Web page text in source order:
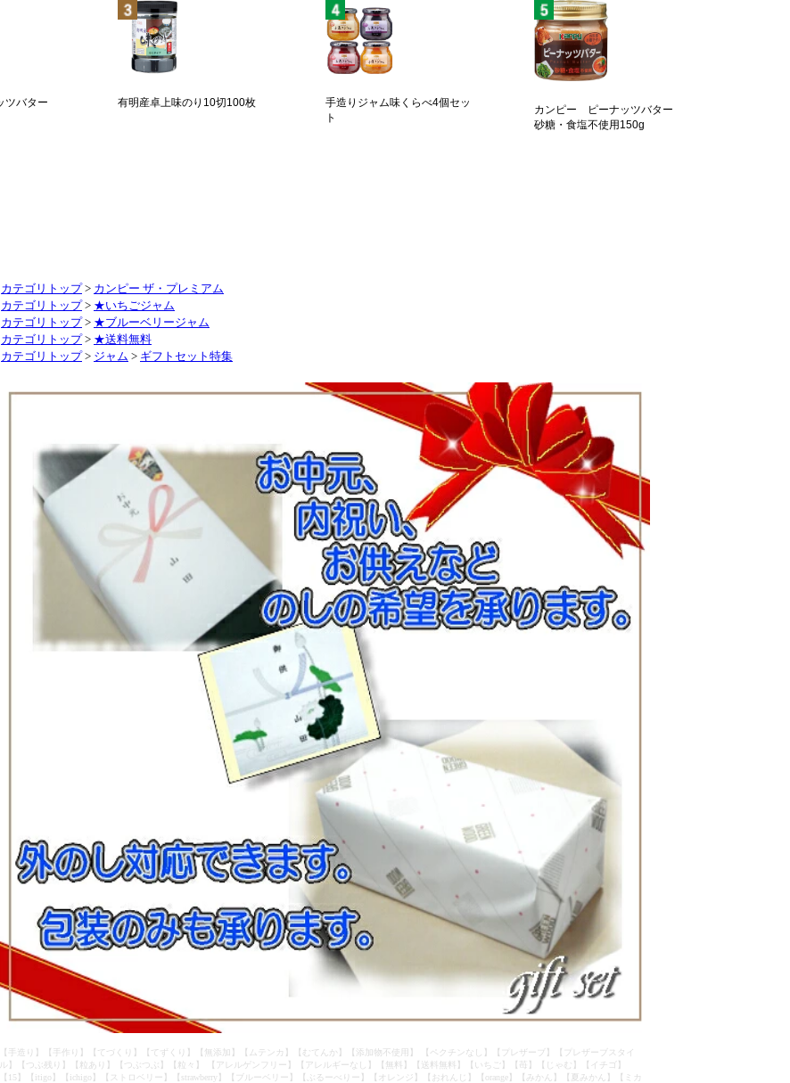
カテゴリトップ > カンピー ザ・プレミアム
カテゴリトップ > ★いちごジャム
カテゴリトップ > ★ブルーベリージャム
カテゴリトップ > ★送料無料
カテゴリトップ > ジャム > ギフトセット特集
【手造り】【手作り】【てづくり】【てずくり】【無添加】【ムテンカ】【むてんか】【添加物不使用】 【ペクチンなし】【プレザーブ】【プレザーブスタイ
ル】【つぶ残り】【粒あり】【つぶつぶ】【粒々】 【アレルゲンフリー】【アレルギーなし】【無料】【送料無料】【いちご】【苺】【じゃむ】【イチゴ】
【15】【itigo】【ichigo】【ストロベリー】【strawberry】【ブルーベリー】【ぶるーべりー】【オレンジ】【おれんじ】【orange】【みかん】【夏みかん】【ミカ